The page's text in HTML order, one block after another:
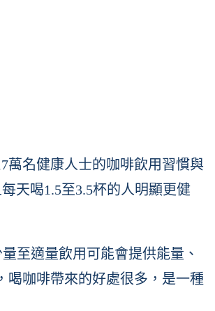
萬名健康人士的咖啡飲用習慣與
天喝1.5至3.5杯的人明顯更健
至適量飲用可能會提供能量、
喝咖啡帶來的好處很多，是一種